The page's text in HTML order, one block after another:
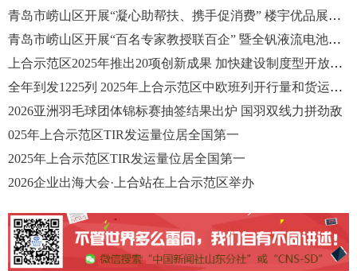
青岛市崂山区开展“凝心助帮扶、携手促消费” 楼宇优品展销会活动
青岛市崂山区开展“百名专家教授联百企” 暨全钒液流电池产业化洽谈会活动
上合示范区2025年推出20项创新成果 加快建设制度型开放示范区
全年到发1225列 2025年上合示范区中欧班列开行量和货运量创新高
2026亚洲羽毛球团体锦标赛抽签结果出炉 国羽双线力拼劲敌
025年上合示范区TIR发运量位居全国第一
2025年上合示范区TIR发运量位居全国第一
2026企业出海大会·上合站在上合示范区举办